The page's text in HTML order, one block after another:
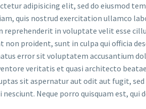
adipisicing elit, sed do eiusmod
quis nostrud exercitation ullamco
reprehenderit in voluptate velit esse
non proident, sunt in culpa qui officia
error sit voluptatem accusantium
veritatis et quasi architecto
sit aspernatur aut odit aut fugit,
Neque porro quisquam est, qui